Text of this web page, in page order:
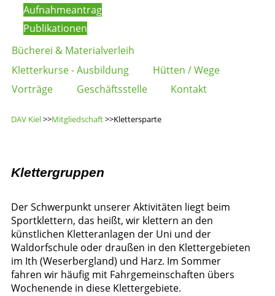
Aufnahmeantrag
Publikationen
Bücherei & Materialverleih
Kletterkurse - Ausbildung
Hütten / Wege
Vorträge
Geschäftsstelle Kontakt
DAV Kiel>>Mitgliedschaft>>Klettersparte
Klettergruppen
Der Schwerpunkt unserer Aktivitäten liegt beim
Sportklettern, das heißt, wir klettern an den
künstlichen Kletteranlagen der Uni und der
Waldorfschule oder draußen in den Klettergebieten
im Ith (Weserbergland) und Harz. Im Sommer
fahren wir häufig mit Fahrgemeinschaften übers
Wochenende in diese Klettergebiete.